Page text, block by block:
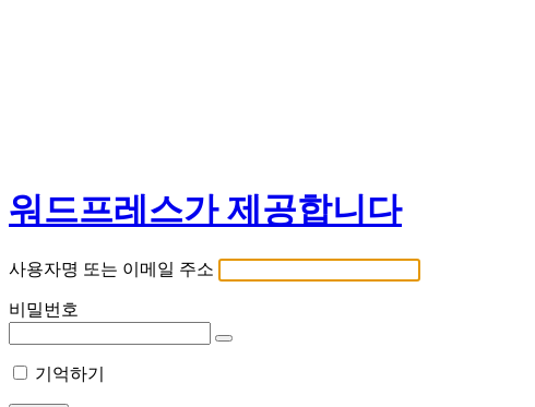
워드프레스가 제공합니다
사용자명 또는 이메일 주소
비밀번호
기억하기